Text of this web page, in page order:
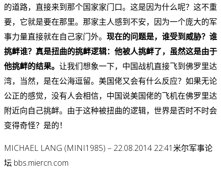
的道路，直接来到那个国家家门口。这是因为什么呢？这不重
要，它就是要在那里。那家主人感到不安，因为一个庞大的军
事力量直接就在自己家门外。 现在的问题是，谁受到威胁？谁
挑衅谁？真是扭曲的挑衅逻辑：他被人挑衅了，虽然这是由于
他挑衅的结果。 让我们想象一下，中国战机直接飞到佛罗里达
湾，当然，是在公海逗留。美国佬又会有什么反应？如果无论
公正的感觉，没有人会相信，中国说美国佬的飞机在佛罗里达
附近向自己挑衅。由于这种被扭曲的逻辑，世界是否时不时会
变得奇怪？是的！
MICHAEL LANG (MINI1985) – 22.08.2014 22:41 米尔军事论
坛 bbs.miercn.com